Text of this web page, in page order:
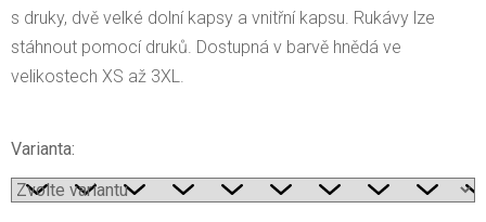
s druky, dvě velké dolní kapsy a vnitřní kapsu. Rukávy lze
stáhnout pomocí druků. Dostupná v barvě hnědá ve
velikostech XS až 3XL.
Varianta: